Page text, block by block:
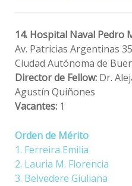
14. Hospital Naval Pedro
Av. Patricias Argentinas
Ciudad Autónoma de
Director de Fellow: Dr.
Agustín Quiñones
Vacantes: 1
Orden de Mérito
1. Ferreira Emilia
2. Lauria M. Florencia
3. Belvedere Giuliana